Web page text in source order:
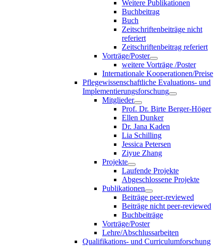
Weitere Publikationen
Buchbeitrag
Buch
Zeitschriftenbeiträge nicht
referiert
Zeitschriftenbeitrag referiert
Vorträge/Poster
weitere Vorträge /Poster
Internationale Kooperationen/Preise
Pflegewissenschaftliche Evaluations- und
Implementierungsforschung
Mitglieder
Prof. Dr. Birte Berger-Höger
Ellen Dunker
Dr. Jana Kaden
Lia Schilling
Jessica Petersen
Ziyue Zhang
Projekte
Laufende Projekte
Abgeschlossene Projekte
Publikationen
Beiträge peer-reviewed
Beiträge nicht peer-reviewed
Buchbeiträge
Vorträge/Poster
Lehre/Abschlussarbeiten
Qualifikations- und Curriculumforschung